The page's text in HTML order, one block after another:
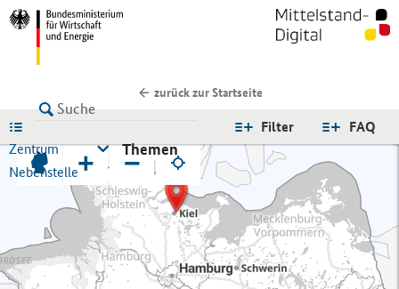
zurück zur Startseite
FAQ
Filter
Zentrum
Nebenstelle
Themen
+ −